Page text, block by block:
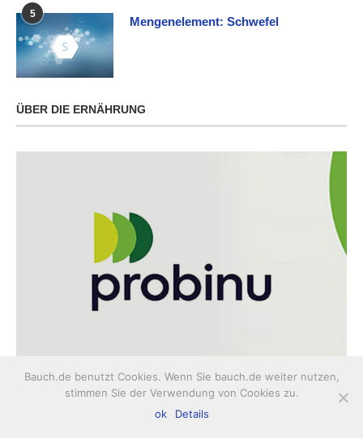
5
Mengenelement: Schwefel
ÜBER DIE ERNÄHRUNG
Probinu
Bauch.de benutzt Cookies. Wenn Sie bauch.de weiter nutzen,
stimmen Sie der Verwendung von Cookies zu.
ok
Details